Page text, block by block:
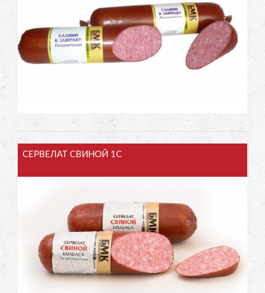
СЕРВЕЛАТ СВИНОЙ 1С